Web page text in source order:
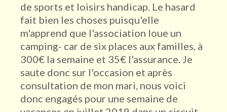
de sports et loisirs handicap. Le hasard
fait bien les choses puisqu'elle
m'apprend que l'association loue un
camping- car de six places aux familles, à
300€ la semaine et 35€ l'assurance. Je
saute donc sur l'occasion et après
consultation de mon mari, nous voici
donc engagés pour une semaine de